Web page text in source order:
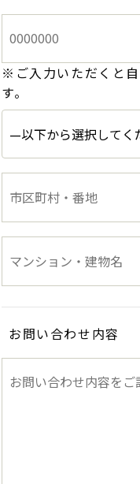
※ご入力いただくと
す。
お問い合わせ内容